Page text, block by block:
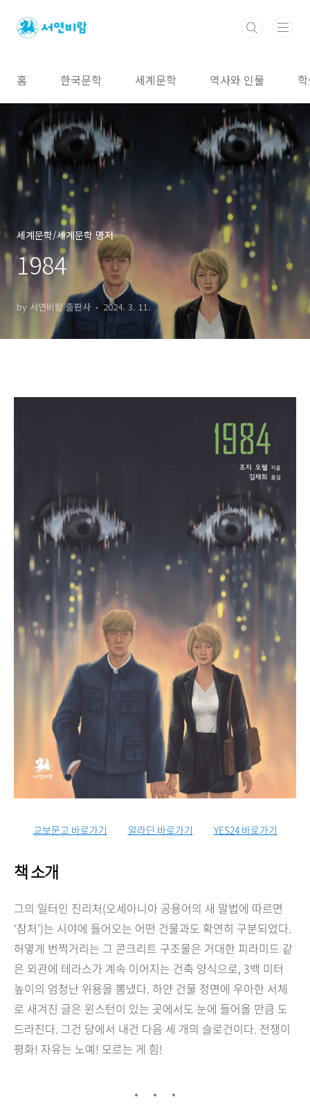
홈 한국문학 세계문학 역사와 인물
세계문학/세계문학 명저
1984
by 서연비람 출판사 2024. 3. 11.
교보문고 바로가기 알라딘 바로가기 YES24 바로가기
책 소개
그의 일터인 진리처(오세아니아 공용어의 새 말법에 따르면
‘참처’)는 시야에 들어오는 어떤 건물과도 확연히 구분되었다.
허옇게 번쩍거리는 그 콘크리트 구조물은 거대한 피라미드 같
은 외관에 테라스가 계속 이어지는 건축 양식으로, 3백 미터
높이의 엄청난 위용을 뽐냈다. 하얀 건물 정면에 우아한 서체
로 새겨진 글은 윈스턴이 있는 곳에서도 눈에 들어올 만큼 도
드라진다. 그건 당에서 내건 다음 세 개의 슬로건이다. 전쟁이
평화! 자유는 노예! 모르는 게 힘!